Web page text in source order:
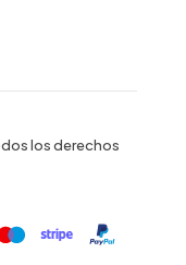
los derechos